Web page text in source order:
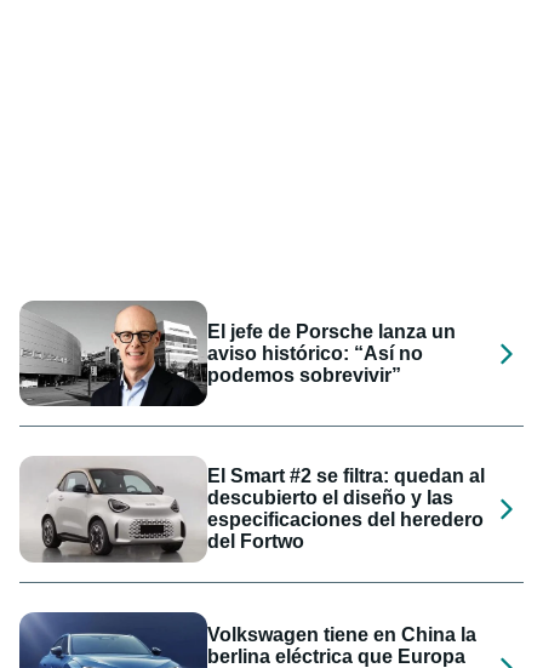
El jefe de Porsche lanza un
aviso histórico: “Así no
podemos sobrevivir”
El Smart #2 se filtra: quedan al
descubierto el diseño y las
especificaciones del heredero
del Fortwo
Volkswagen tiene en China la
berlina eléctrica que Europa